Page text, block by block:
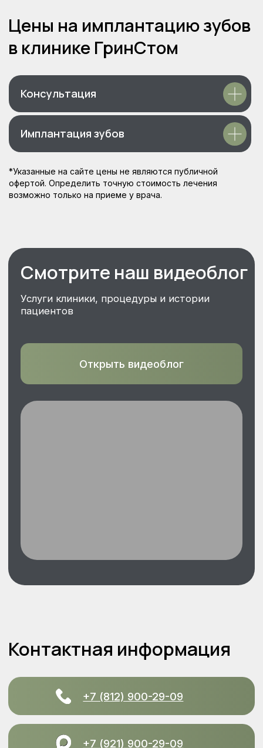
Консультация
Имплантация зубов
*Указанные на сайте цены не являются публичной
офертой. Определить точную стоимость лечения
возможно только на приеме у врача.